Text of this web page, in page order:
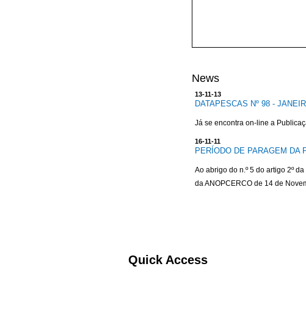
News
13-11-13
DATAPESCAS Nº 98 -
Já se encontra on-line a
16-11-11
PERÍODO DE PARAGEM DA
Ao abrigo do n.º 5 do artigo 2º
da ANOPCERCO de 14 de
Quick Access